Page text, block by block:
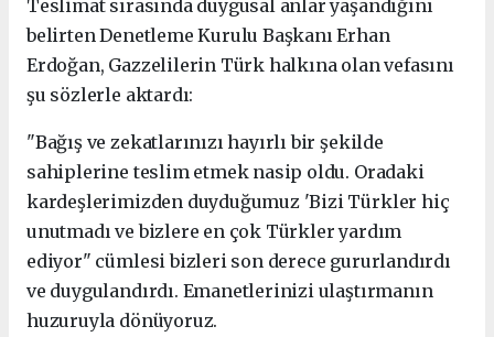
Teslimat sırasında duygusal anlar yaşandığını
belirten Denetleme Kurulu Başkanı Erhan
Erdoğan, Gazzelilerin Türk halkına olan vefasını
şu sözlerle aktardı:
"Bağış ve zekatlarınızı hayırlı bir şekilde
sahiplerine teslim etmek nasip oldu. Oradaki
kardeşlerimizden duyduğumuz 'Bizi Türkler hiç
unutmadı ve bizlere en çok Türkler yardım
ediyor" cümlesi bizleri son derece gururlandırdı
ve duygulandırdı. Emanetlerinizi ulaştırmanın
huzuruyla dönüyoruz.